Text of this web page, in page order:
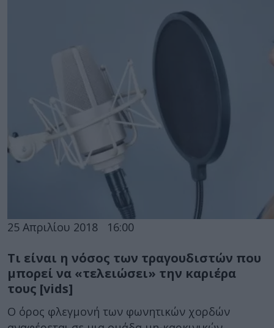
25 Απριλίου 2018 16:00
Τι είναι η νόσος των τραγουδιστών που
μπορεί να «τελειώσει» την καριέρα
τους [vids]
Ο όρος φλεγμονή των φωνητικών χορδών